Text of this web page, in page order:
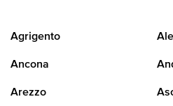
Agrigento
Ancona
Arezzo